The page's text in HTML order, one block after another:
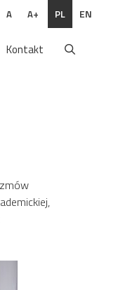
A A+ PL EN
Kontakt